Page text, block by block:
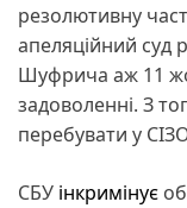
резолютивну
апеляційний суд
Шуфрича аж 11
задоволенні. З
перебувати у
СБУ інкримінує